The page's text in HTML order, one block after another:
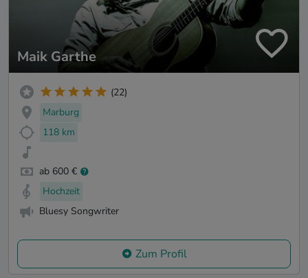
Maik Garthe
(22)
Marburg
118 km
ab 600 €
Hochzeit
Bluesy Songwriter
Zum Profil